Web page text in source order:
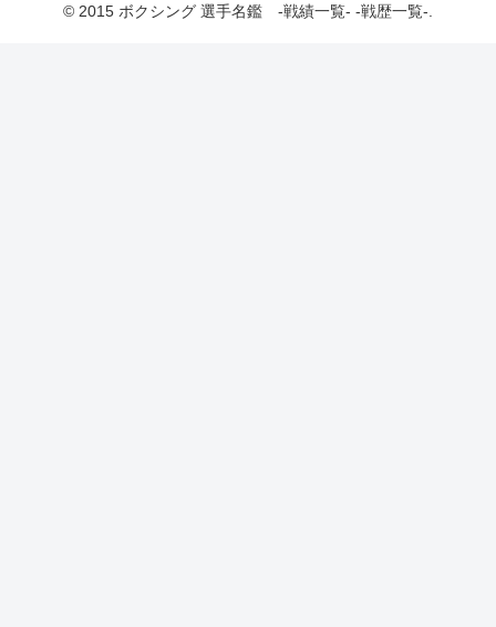
© 2015 ボクシング 選手名鑑 -戦績一覧- -戦歴一覧-.